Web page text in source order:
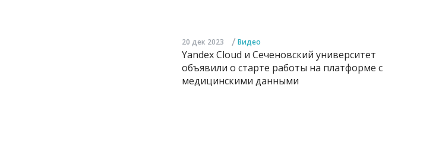
20 дек 2023 / Видео
Yandex Cloud и Сеченовский университет
объявили о старте работы на платформе с
медицинскими данными